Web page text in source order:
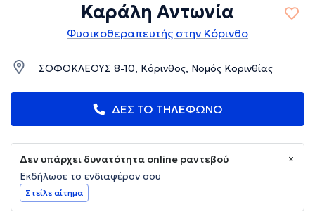
Καράλη Αντωνία
Φυσικοθεραπευτής στην Κόρινθο
ΣΟΦΟΚΛΕΟΥΣ 8-10, Κόρινθος, Νομός Κορινθίας
ΔΕΣ ΤΟ ΤΗΛΕΦΩΝΟ
Δεν υπάρχει δυνατότητα online ραντεβού
Εκδήλωσε το ενδιαφέρον σου
Στείλε αίτημα